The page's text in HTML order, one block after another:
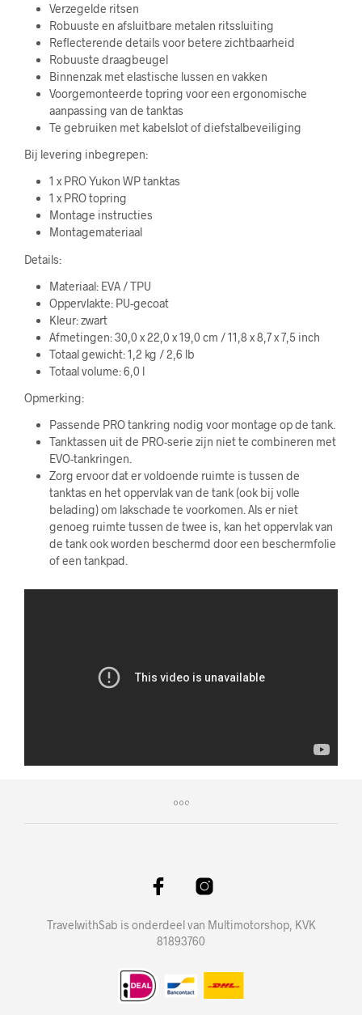
Verzegelde ritsen
Robuuste en afsluitbare metalen ritssluiting
Reflecterende details voor betere zichtbaarheid
Robuuste draagbeugel
Binnenzak met elastische lussen en vakken
Voorgemonteerde topring voor een ergonomische
aanpassing van de tanktas
Te gebruiken met kabelslot of diefstalbeveiliging
Bij levering inbegrepen:
1 x PRO Yukon WP tanktas
1 x PRO topring
Montage instructies
Montagemateriaal
Details:
Materiaal: EVA / TPU
Oppervlakte: PU-gecoat
Kleur: zwart
Afmetingen: 30,0 x 22,0 x 19,0 cm / 11,8 x 8,7 x 7,5 inch
Totaal gewicht: 1,2 kg / 2,6 lb
Totaal volume: 6,0 l
Opmerking:
Passende PRO tankring nodig voor montage op de tank.
Tanktassen uit de PRO-serie zijn niet te combineren met
EVO-tankringen.
Zorg ervoor dat er voldoende ruimte is tussen de
tanktas en het oppervlak van de tank (ook bij volle
belading) om lakschade te voorkomen. Als er niet
genoeg ruimte tussen de twee is, kan het oppervlak van
de tank ook worden beschermd door een beschermfolie
of een tankpad.
TravelwithSab is onderdeel van Multimotorshop, KVK
81893760